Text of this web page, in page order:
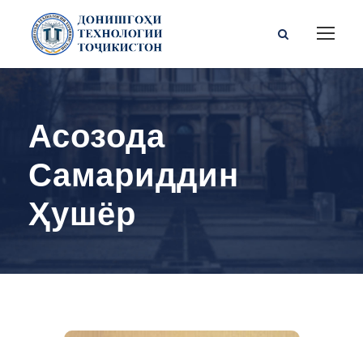
Асозода
Самариддин
Ҳушёр